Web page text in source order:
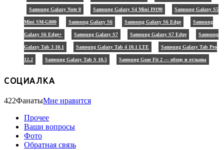
Samsung Galaxy Note 8 Samsung Galaxy S4 Mini I9190 Samsung Galaxy S5
Mini SM-G800 Samsung Galaxy S6 Samsung Galaxy S6 Edge Samsung
Galaxy S6 Edge+ Samsung Galaxy S7 Samsung Galaxy S7 Edge Samsung
Galaxy Tab 3 10.1 Samsung Galaxy Tab 4 10.1 LTE Samsung Galaxy Tab Pro
12.2 Samsung Galaxy Tab S 10.5 Samsung Gear Fit 2 — обзор и отзывы
СОЦИАЛКА
422ФанатыМне нравится
Прочее
Ваши вопросы
Фото
Обратная связь